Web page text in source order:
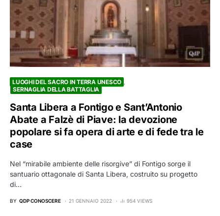
LUOGHI DEL SACRO IN TERRA UNESCO
SERNAGLIA DELLA BATTAGLIA
Santa Libera a Fontigo e Sant’Antonio
Abate a Falzè di Piave: la devozione
popolare si fa opera di arte e di fede tra le
case
Nel “mirabile ambiente delle risorgive” di Fontigo sorge il
santuario ottagonale di Santa Libera, costruito su progetto
di…
BY QDP CONOSCERE 21 GENNAIO 2022 954 VIEWS